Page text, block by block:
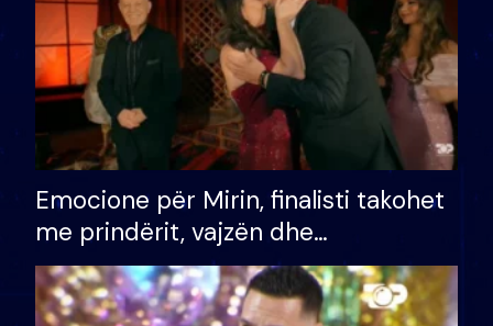
Emocione për Mirin, finalisti takohet
me prindërit, vajzën dhe
bashkëshorten: S’kemi ndonjë letër
divorci apo jo?